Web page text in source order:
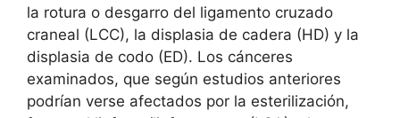
la rotura o desgarro del ligamento cruzado
craneal (LCC), la displasia de cadera (HD) y la
displasia de codo (ED). Los cánceres
examinados, que según estudios anteriores
podrían verse afectados por la esterilización,